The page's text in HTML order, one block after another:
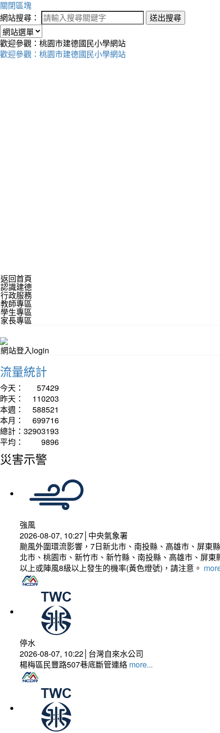
關閉區塊
網站搜尋：
送出搜尋
歡迎參觀：桃園市建德國民小學網站
歡迎參觀：桃園市建德國民小學網站
返回首頁
認識建德
行政服務
教師專區
學生專區
家長專區
網站登入login
流量統計
今天：
57429
昨天：
110203
本週：
588521
本月：
699716
總計： 32903193
平均：
9896
災害示警
強風
2026-08-07, 10:27│中央氣象署
颱風外圍環流影響，7日新北市、南投縣、高雄市、屏東
北市、桃園市、新竹市、新竹縣、南投縣、高雄市、屏
以上或陣風8級以上發生的機率(黃色燈號)，請注意。
停水
2026-08-07, 10:22│台灣自來水公司
楊梅區民豐路507巷底斷管連絡 more...